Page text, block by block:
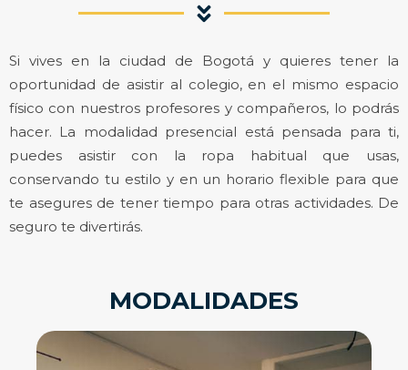
Si vives en la ciudad de Bogotá y quieres tener la
oportunidad de asistir al colegio, en el mismo espacio
físico con nuestros profesores y compañeros, lo podrás
hacer. La modalidad presencial está pensada para ti,
puedes asistir con la ropa habitual que usas,
conservando tu estilo y en un horario flexible para que
te asegures de tener tiempo para otras actividades. De
seguro te divertirás.
MODALIDADES